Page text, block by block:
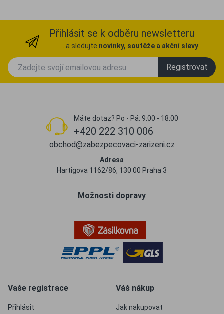
Přihlásit se k odběru newsletteru
.. a sledujte novinky, soutěže a akční slevy
Registrovat
Máte dotaz? Po - Pá: 9:00 - 18:00
+420 222 310 006
obchod@zabezpecovaci-zarizeni.cz
Adresa
Hartigova 1162/86, 130 00 Praha 3
Možnosti dopravy
Vaše registrace
Přihlásit
Váš nákup
Jak nakupovat